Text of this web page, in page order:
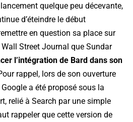
quelque peu décevante,
d’éteindre le début
en question sa place sur
Wall Street Journal que Sundar
l’intégration de Bard dans son
rappel, lors de son ouverture
a été proposé sous la
relié à Search par une simple
rappeler que cette version de